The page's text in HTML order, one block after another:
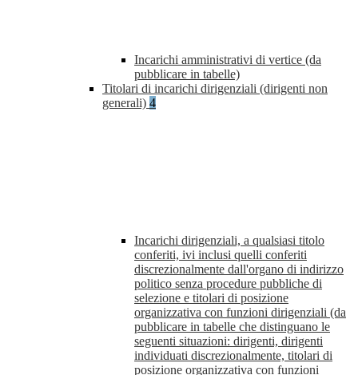
Incarichi amministrativi di vertice (da
pubblicare in tabelle)
Titolari di incarichi dirigenziali (dirigenti non
generali) 4
Incarichi dirigenziali, a qualsiasi titolo
conferiti, ivi inclusi quelli conferiti
discrezionalmente dall'organo di indirizzo
politico senza procedure pubbliche di
selezione e titolari di posizione
organizzativa con funzioni dirigenziali (da
pubblicare in tabelle che distinguano le
seguenti situazioni: dirigenti, dirigenti
individuati discrezionalmente, titolari di
posizione organizzativa con funzioni